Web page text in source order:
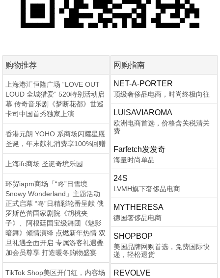
购物推荐
上海港汇恒隆广场 “LOVE OUT
LOUD 全城猎爱” 520特别活动启
幕 传奇音乐剧《梦断花都》世巡
卡司中国首秀独家上演
香港元朗 YOHO 系商场闪耀星愿
圣诞，年末献礼消费享100%回赠
上海ifc商场 圣诞奇境乐园
环贸iapm商场「“咚”日雪境
Snowy Wonderland」主题活动
正式启幕 “咚”日精彩轮番呈献 俄
罗斯芭蕾国家剧院《胡桃夹
子》、阿根廷国宝级舞团《魅影
暗舞》倾情演绎 点燃新年热情 双
旦礼遇全面开启 专属游客礼遇叠
加会员尊享 打造暖冬购物盛宴
TikTok Shop美区开门红，内容场
网购指南
NET-A-PORTER
顶级奢侈品电商，时尚终极向往
LUISAVIAROMA
欧洲电商首选，价格含关税清关
费
Farfetch发发奇
海量时尚单品
24S
LVMH旗下奢侈品电商
MYTHERESA
德国奢侈品电商
SHOPBOP
美国品牌网购首选，免费国际快
递，轻松退货
REVOLVE